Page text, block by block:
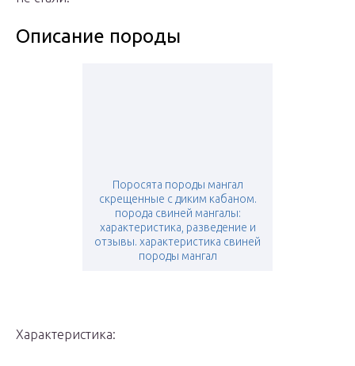
Описание породы
Поросята породы мангал
скрещенные с диким кабаном.
порода свиней мангалы:
характеристика, разведение и
отзывы. характеристика свиней
породы мангал
Характеристика: